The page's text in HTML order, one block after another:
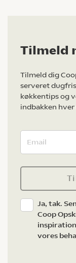
Tilmeld
Tilmeld dig
serveret
køkkentips og
indbakken hver
Ja, tak.
Coop
vores